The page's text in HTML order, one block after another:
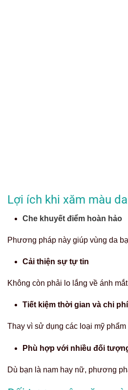
Lợi ích khi xăm màu
Che khuyết điểm hoàn hảo
Phương pháp này giúp vùng da
Cải thiện sự tự tin
Không còn phải lo lắng về ánh
Tiết kiệm thời gian và chi phí
Thay vì sử dụng các loại mỹ
Phù hợp với nhiều đối
Dù bạn là nam hay nữ, phương